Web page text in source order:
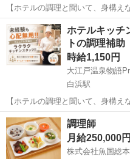
【ホテルの調理と聞いて、身構
沿って進める、覚えやすいキッチンのお仕事
と聞くと、「料理の経験が必要そ
るかもしれません。 しかし、当...
和歌山 東牟婁郡 紀伊勝浦駅
ホテルキッチ
トの調理補助
時給1,150円
白浜駅
【ホテルの調理と聞いて、身構え
沿って進める、覚えやすいキッチンのお仕事
と聞くと、「料理の経験が必要そ
るかもしれません。 しかし、当...
和歌山 西牟婁郡 白浜駅
調理師
月給250,000円
株式会社魚国総